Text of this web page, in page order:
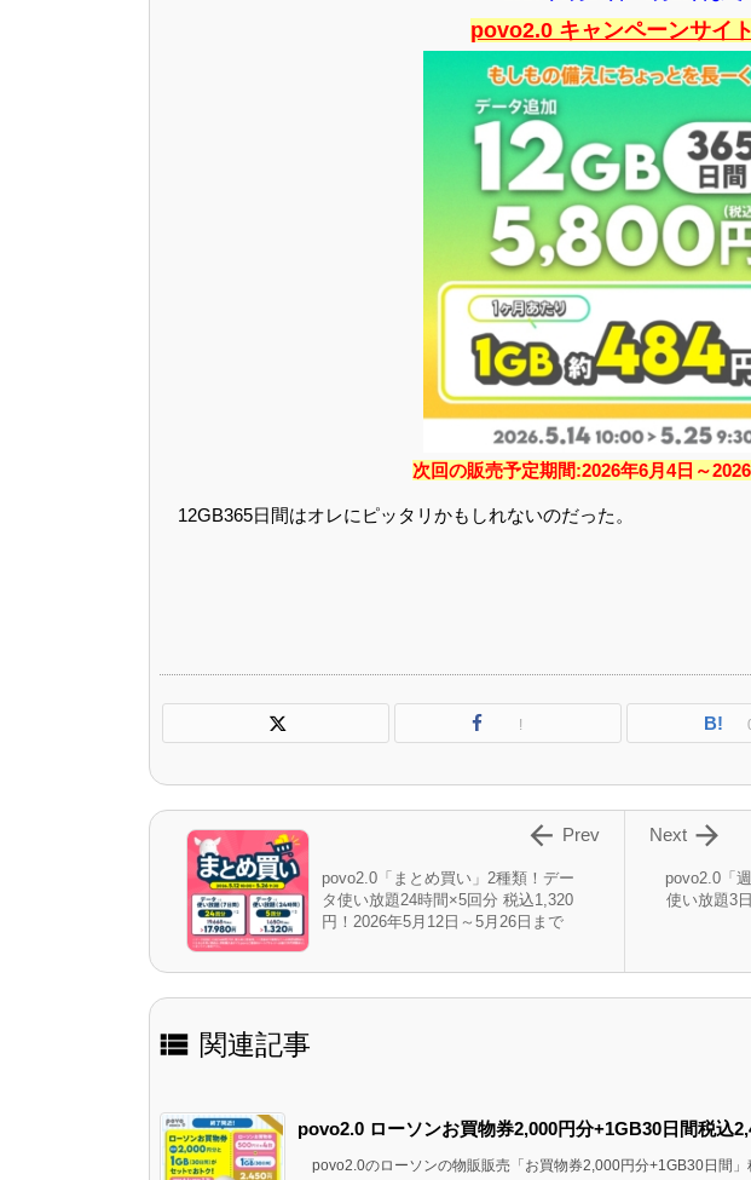
povo2.0 キャンペーンサイ
次回の販売予定期間:2026年6月4日～
12GB365日間はオレにピッタリかもしれないのだった。
! B!
povo2.0「
使い放題3

Next
povo2.0「まとめ買い」2種類！デー
タ使い放題24時間×5回分 税込1,320
円！2026年5月12日～5月26日まで
 Prev
 関連記事
povo2.0 ローソンお買物券2,000円分+1GB30日間税込
povo2.0のローソンの物販販売「お買物券2,000円分+1GB30日間」